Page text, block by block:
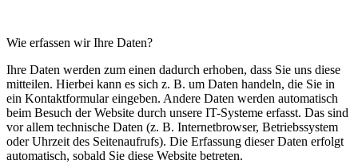
Wie erfassen wir Ihre Daten?
Ihre Daten werden zum einen dadurch erhoben, dass Sie uns diese
mitteilen. Hierbei kann es sich z. B. um Daten handeln, die Sie in
ein Kontaktformular eingeben. Andere Daten werden automatisch
beim Besuch der Website durch unsere IT-Systeme erfasst. Das sind
vor allem technische Daten (z. B. Internetbrowser, Betriebssystem
oder Uhrzeit des Seitenaufrufs). Die Erfassung dieser Daten erfolgt
automatisch, sobald Sie diese Website betreten.